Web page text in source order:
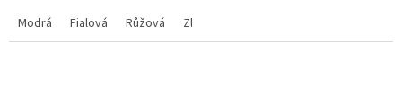
Modrá
Fialová Růžová Zlatá